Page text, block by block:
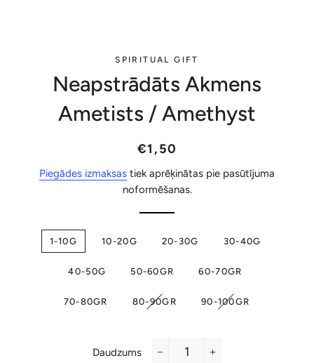
SPIRITUAL GIFT
Neapstrādāts Akmens
Ametists / Amethyst
Parastā
Akcijas
€1,50
Piegādes izmaksas tiek aprēķinātas pie pasūtījuma
noformēšanas.
1-10G 10-20G 20-30G 30-40G
40-50G 50-60GR 60-70GR
70-80GR 80-90GR 90-100GR
Daudzums